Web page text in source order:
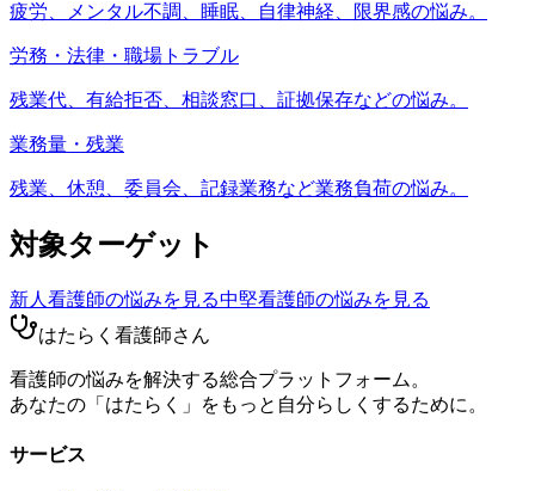
疲労、メンタル不調、睡眠、自律神経、限界感の悩み。
労務・法律・職場トラブル
残業代、有給拒否、相談窓口、証拠保存などの悩み。
業務量・残業
残業、休憩、委員会、記録業務など業務負荷の悩み。
対象ターゲット
新人看護師の悩みを見る中堅看護師の悩みを見る
はたらく看護師さん
看護師の悩みを解決する総合プラットフォーム。
あなたの「はたらく」をもっと自分らしくするために。
サービス